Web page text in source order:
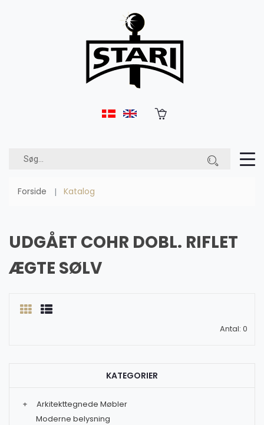
Forside Katalog
UDGÅET COHR DOBL. RIFLET
ÆGTE SØLV
Antal: 0
KATEGORIER
+
Arkitekttegnede Møbler
Moderne belysning